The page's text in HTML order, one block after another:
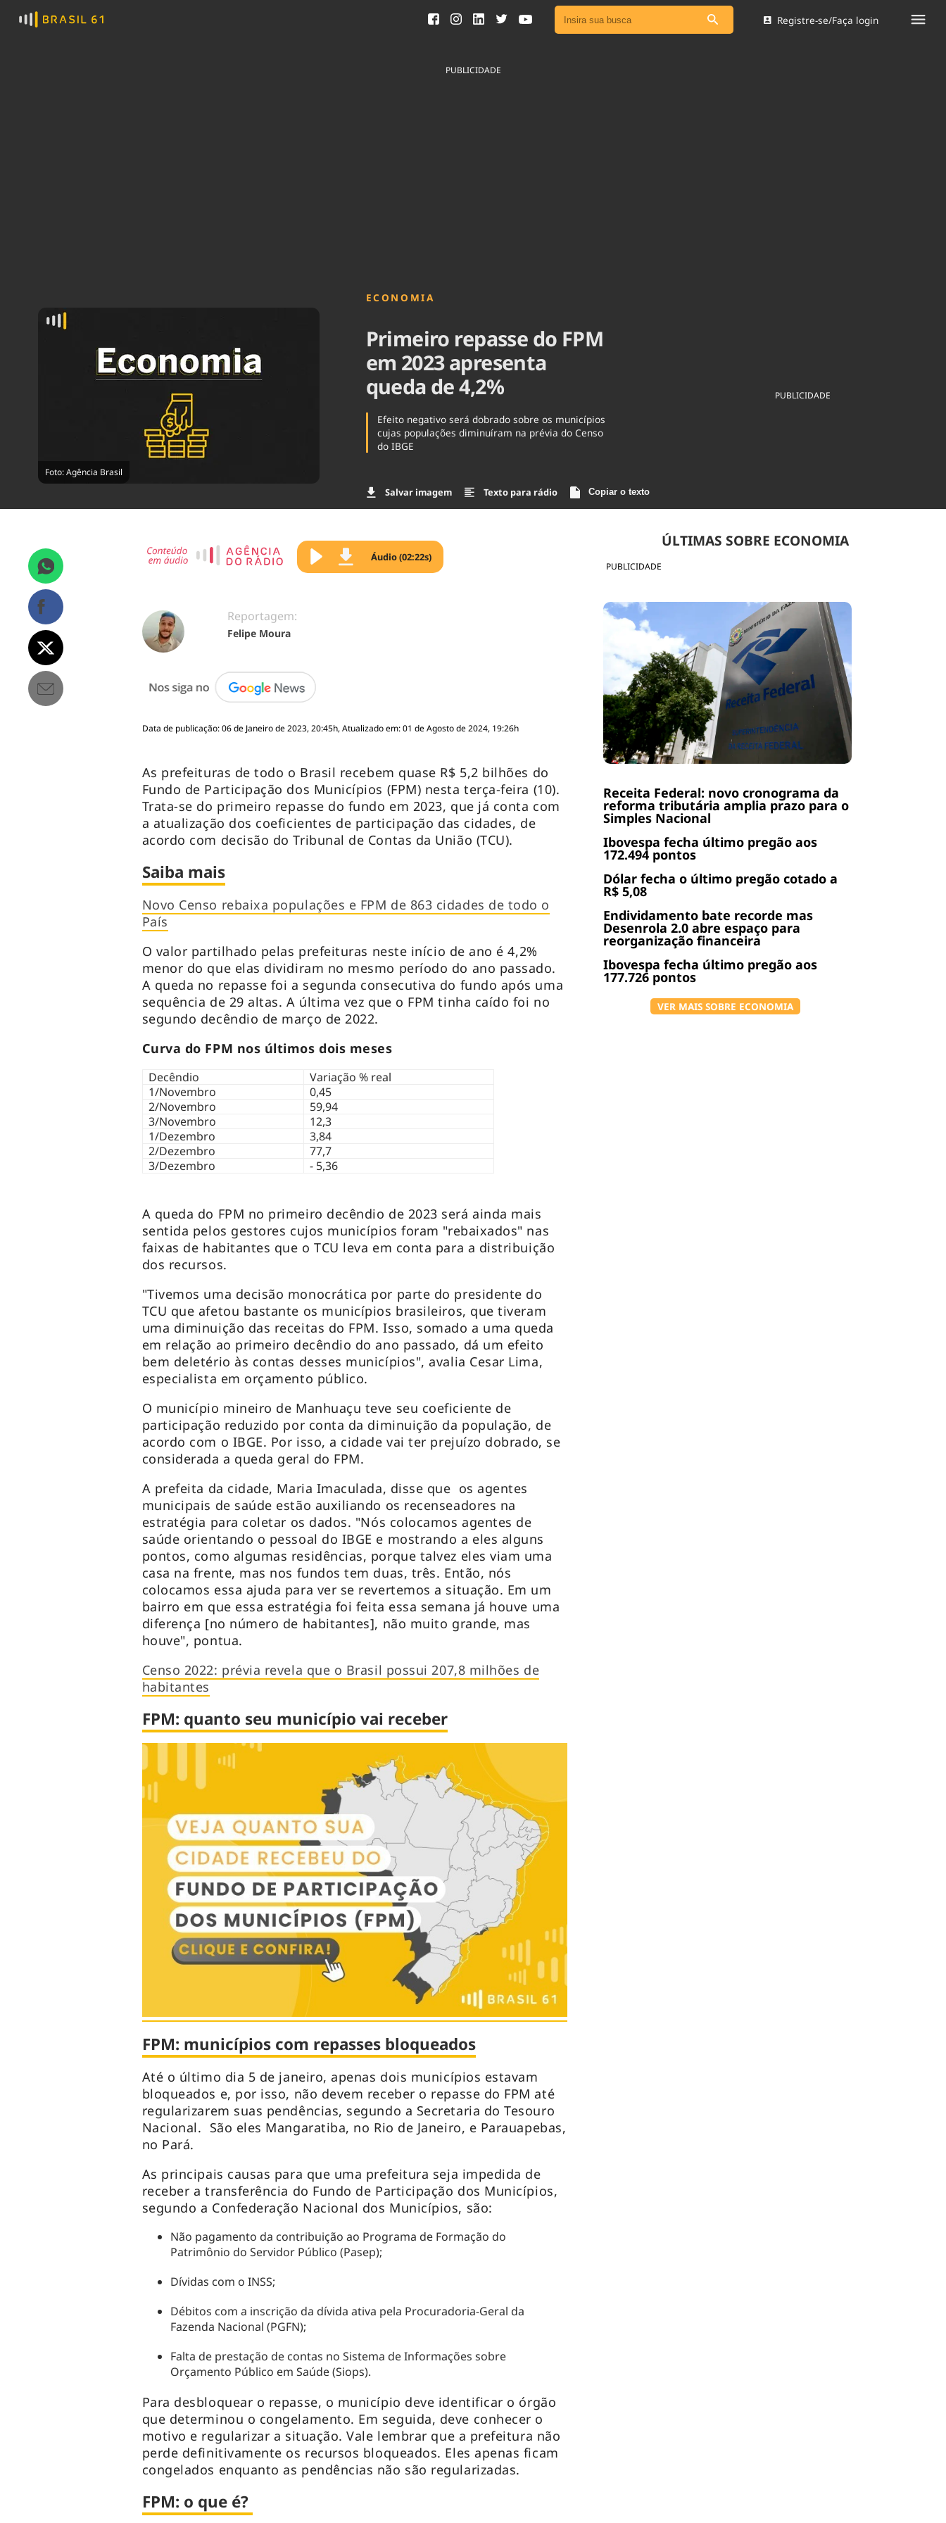
Ver todas as notícias
Agronegócios
Brasil
Registre-se/Faça login
PUBLICIDADE
Foto: Agência Brasil
ECONOMIA
Primeiro repasse do FPM
em 2023 apresenta
queda de 4,2%
Efeito negativo será dobrado sobre os municípios
cujas populações diminuíram na prévia do Censo
do IBGE
Salvar imagem Texto para rádio Copiar o texto
PUBLICIDADE
PUBLICIDADE
ÚLTIMAS SOBRE ECONOMIA
Receita Federal: novo cronograma da
reforma tributária amplia prazo para o
Simples Nacional
Ibovespa fecha último pregão aos
172.494 pontos
Dólar fecha o último pregão cotado a
R$ 5,08
Endividamento bate recorde mas
Desenrola 2.0 abre espaço para
reorganização financeira
Ibovespa fecha último pregão aos
177.726 pontos
VER MAIS SOBRE ECONOMIA
Áudio (02:22s)
Reportagem:
Felipe Moura
Data de publicação: 06 de Janeiro de 2023, 20:45h, Atualizado em: 01 de Agosto de 2024, 19:26h
As prefeituras de todo o Brasil recebem quase R$ 5,2 bilhões do
Fundo de Participação dos Municípios (FPM) nesta terça-feira (10).
Trata-se do primeiro repasse do fundo em 2023, que já conta com
a atualização dos coeficientes de participação das cidades, de
acordo com decisão do Tribunal de Contas da União (TCU).
Saiba mais
Novo Censo rebaixa populações e FPM de 863 cidades de todo o
País
O valor partilhado pelas prefeituras neste início de ano é 4,2%
menor do que elas dividiram no mesmo período do ano passado.
A queda no repasse foi a segunda consecutiva do fundo após uma
sequência de 29 altas. A última vez que o FPM tinha caído foi no
segundo decêndio de março de 2022.
Curva do FPM nos últimos dois meses
Decêndio
Variação % real
1/Novembro
0,45
2/Novembro
59,94
3/Novembro
12,3
1/Dezembro
3,84
2/Dezembro
77,7
3/Dezembro
- 5,36
A queda do FPM no primeiro decêndio de 2023 será ainda mais
sentida pelos gestores cujos municípios foram "rebaixados" nas
faixas de habitantes que o TCU leva em conta para a distribuição
dos recursos.
"Tivemos uma decisão monocrática por parte do presidente do
TCU que afetou bastante os municípios brasileiros, que tiveram
uma diminuição das receitas do FPM. Isso, somado a uma queda
em relação ao primeiro decêndio do ano passado, dá um efeito
bem deletério às contas desses municípios", avalia Cesar Lima,
especialista em orçamento público.
O município mineiro de Manhuaçu teve seu coeficiente de
participação reduzido por conta da diminuição da população, de
acordo com o IBGE. Por isso, a cidade vai ter prejuízo dobrado, se
considerada a queda geral do FPM.
A prefeita da cidade, Maria Imaculada, disse que os agentes
municipais de saúde estão auxiliando os recenseadores na
estratégia para coletar os dados. "Nós colocamos agentes de
saúde orientando o pessoal do IBGE e mostrando a eles alguns
pontos, como algumas residências, porque talvez eles viam uma
casa na frente, mas nos fundos tem duas, três. Então, nós
colocamos essa ajuda para ver se revertemos a situação. Em um
bairro em que essa estratégia foi feita essa semana já houve uma
diferença [no número de habitantes], não muito grande, mas
houve", pontua.
Censo 2022: prévia revela que o Brasil possui 207,8 milhões de
habitantes
FPM: quanto seu município vai receber
FPM: municípios com repasses bloqueados
Até o último dia 5 de janeiro, apenas dois municípios estavam
bloqueados e, por isso, não devem receber o repasse do FPM até
regularizarem suas pendências, segundo a Secretaria do Tesouro
Nacional. São eles Mangaratiba, no Rio de Janeiro, e Parauapebas,
no Pará.
As principais causas para que uma prefeitura seja impedida de
receber a transferência do Fundo de Participação dos Municípios,
segundo a Confederação Nacional dos Municípios, são:
Não pagamento da contribuição ao Programa de Formação do
Patrimônio do Servidor Público (Pasep);
Dívidas com o INSS;
Débitos com a inscrição da dívida ativa pela Procuradoria-Geral da
Fazenda Nacional (PGFN);
Falta de prestação de contas no Sistema de Informações sobre
Orçamento Público em Saúde (Siops).
Para desbloquear o repasse, o município deve identificar o órgão
que determinou o congelamento. Em seguida, deve conhecer o
motivo e regularizar a situação. Vale lembrar que a prefeitura não
perde definitivamente os recursos bloqueados. Eles apenas ficam
congelados enquanto as pendências não são regularizadas.
FPM: o que é?